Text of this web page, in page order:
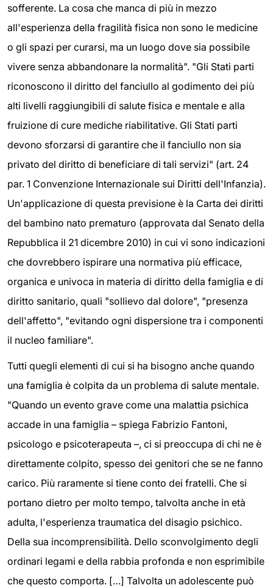
sofferente. La cosa che manca di più in mezzo
all'esperienza della fragilità fisica non sono le medicine
o gli spazi per curarsi, ma un luogo dove sia possibile
vivere senza abbandonare la normalità". "Gli Stati parti
riconoscono il diritto del fanciullo al godimento dei più
alti livelli raggiungibili di salute fisica e mentale e alla
fruizione di cure mediche riabilitative. Gli Stati parti
devono sforzarsi di garantire che il fanciullo non sia
privato del diritto di beneficiare di tali servizi" (art. 24
par. 1 Convenzione Internazionale sui Diritti dell'Infanzia).
Un'applicazione di questa previsione è la Carta dei diritti
del bambino nato prematuro (approvata dal Senato della
Repubblica il 21 dicembre 2010) in cui vi sono indicazioni
che dovrebbero ispirare una normativa più efficace,
organica e univoca in materia di diritto della famiglia e di
diritto sanitario, quali "sollievo dal dolore", "presenza
dell'affetto", "evitando ogni dispersione tra i componenti
il nucleo familiare".
Tutti quegli elementi di cui si ha bisogno anche quando
una famiglia è colpita da un problema di salute mentale.
"Quando un evento grave come una malattia psichica
accade in una famiglia – spiega Fabrizio Fantoni,
psicologo e psicoterapeuta –, ci si preoccupa di chi ne è
direttamente colpito, spesso dei genitori che se ne fanno
carico. Più raramente si tiene conto dei fratelli. Che si
portano dietro per molto tempo, talvolta anche in età
adulta, l'esperienza traumatica del disagio psichico.
Della sua incomprensibilità. Dello sconvolgimento degli
ordinari legami e della rabbia profonda e non esprimibile
che questo comporta. […] Talvolta un adolescente può